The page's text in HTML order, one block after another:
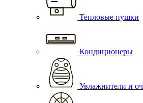
Тепловые пушки
Кондиционеры
Увлажнители и